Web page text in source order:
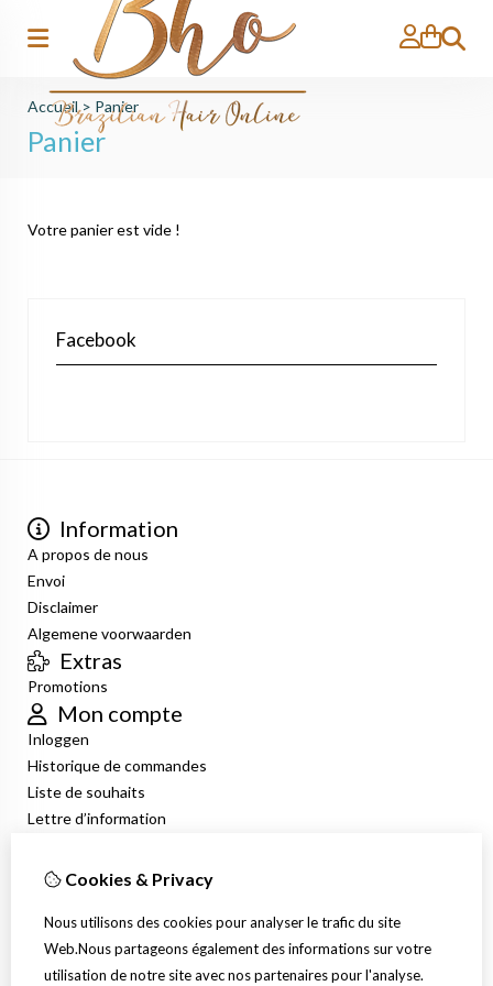
Accueil> Panier
Panier
Votre panier est vide !
Facebook
Information
A propos de nous
Envoi
Disclaimer
Algemene voorwaarden
Extras
Promotions
Mon compte
Inloggen
Historique de commandes
Liste de souhaits
Lettre d’information
Nous contacter
Plan du site
Cookies & Privacy
Nous utilisons des cookies pour analyser le trafic du site
Web.Nous partageons également des informations sur votre
utilisation de notre site avec nos partenaires pour l'analyse.